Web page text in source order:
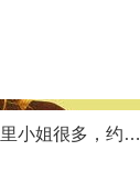
[置顶]不黑不吹，这个群里小姐很多，约姑娘容易多了